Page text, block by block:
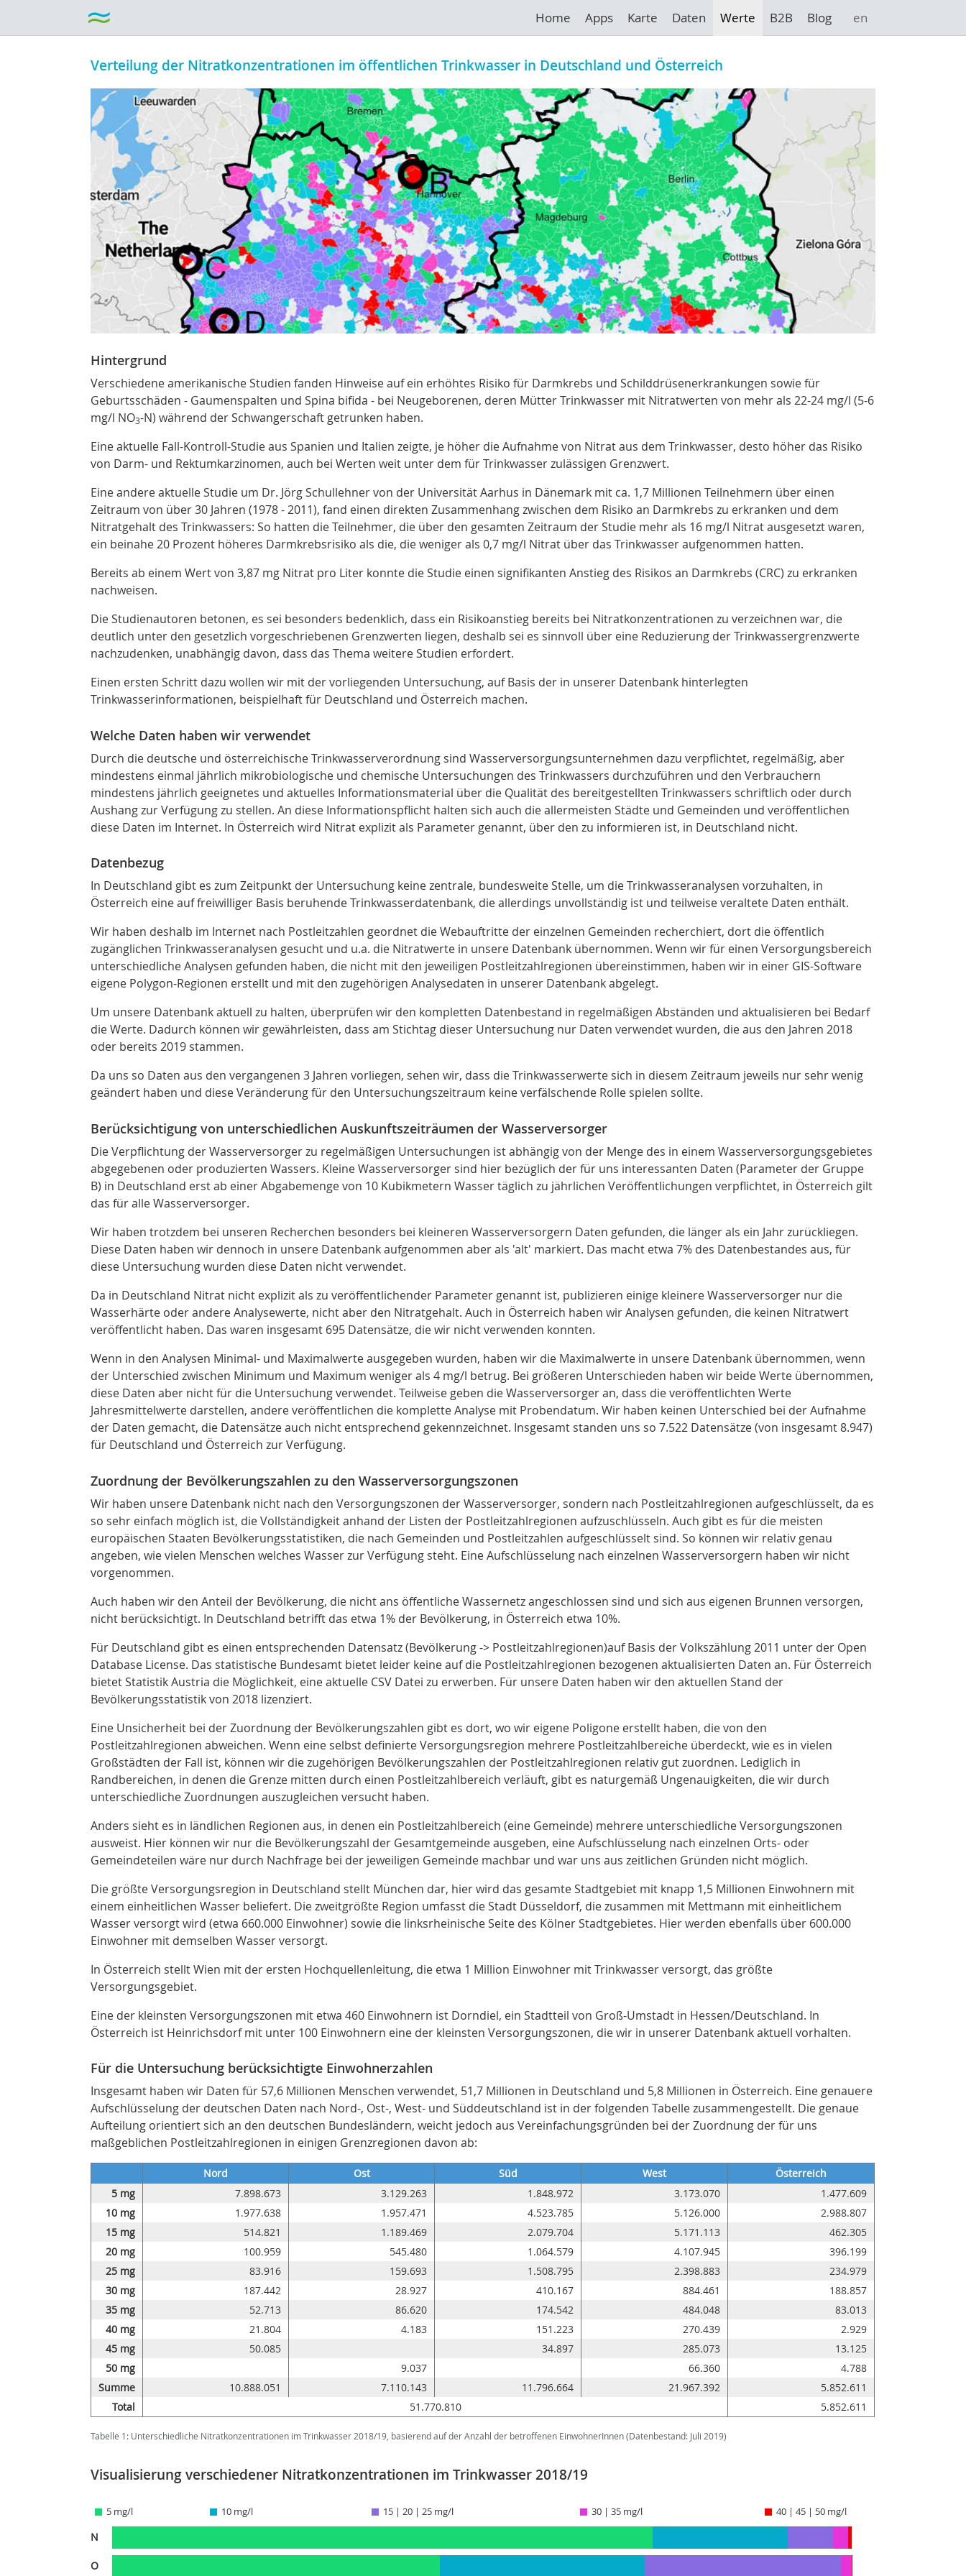
Home Apps Karte Daten Werte B2B Blog en
Verteilung der Nitratkonzentrationen im öffentlichen Trinkwasser in Deutschland und Österreich
Hintergrund
Verschiedene amerikanische Studien fanden Hinweise auf ein erhöhtes Risiko für Darmkrebs und Schilddrüsenerkrankungen sowie für
Geburtsschäden - Gaumenspalten und Spina bifida - bei Neugeborenen, deren Mütter Trinkwasser mit Nitratwerten von mehr als 22-24 mg/l (5-6
mg/l NO3-N) während der Schwangerschaft getrunken haben.
Eine aktuelle Fall-Kontroll-Studie aus Spanien und Italien zeigte, je höher die Aufnahme von Nitrat aus dem Trinkwasser, desto höher das Risiko
von Darm- und Rektumkarzinomen, auch bei Werten weit unter dem für Trinkwasser zulässigen Grenzwert.
Eine andere aktuelle Studie um Dr. Jörg Schullehner von der Universität Aarhus in Dänemark mit ca. 1,7 Millionen Teilnehmern über einen
Zeitraum von über 30 Jahren (1978 - 2011), fand einen direkten Zusammenhang zwischen dem Risiko an Darmkrebs zu erkranken und dem
Nitratgehalt des Trinkwassers: So hatten die Teilnehmer, die über den gesamten Zeitraum der Studie mehr als 16 mg/l Nitrat ausgesetzt waren,
ein beinahe 20 Prozent höheres Darmkrebsrisiko als die, die weniger als 0,7 mg/l Nitrat über das Trinkwasser aufgenommen hatten.
Bereits ab einem Wert von 3,87 mg Nitrat pro Liter konnte die Studie einen signifikanten Anstieg des Risikos an Darmkrebs (CRC) zu erkranken
nachweisen.
Die Studienautoren betonen, es sei besonders bedenklich, dass ein Risikoanstieg bereits bei Nitratkonzentrationen zu verzeichnen war, die
deutlich unter den gesetzlich vorgeschriebenen Grenzwerten liegen, deshalb sei es sinnvoll über eine Reduzierung der Trinkwassergrenzwerte
nachzudenken, unabhängig davon, dass das Thema weitere Studien erfordert.
Einen ersten Schritt dazu wollen wir mit der vorliegenden Untersuchung, auf Basis der in unserer Datenbank hinterlegten
Trinkwasserinformationen, beispielhaft für Deutschland und Österreich machen.
Welche Daten haben wir verwendet
Durch die deutsche und österreichischeTrinkwasserverordnung sind Wasserversorgungsunternehmen dazu verpflichtet, regelmäßig, aber
mindestens einmal jährlich mikrobiologische und chemische Untersuchungen des Trinkwassers durchzuführen und den Verbrauchern
mindestens jährlich geeignetes und aktuelles Informationsmaterial über die Qualität des bereitgestellten Trinkwassers schriftlich oder durch
Aushang zur Verfügung zu stellen. An diese Informationspflicht halten sich auch die allermeisten Städte und Gemeinden und veröffentlichen
diese Daten im Internet. In Österreich wird Nitrat explizit als Parameter genannt, über den zu informieren ist, in Deutschland nicht.
Datenbezug
In Deutschland gibt es zum Zeitpunkt der Untersuchung keine zentrale, bundesweite Stelle, um die Trinkwasseranalysen vorzuhalten, in
Österreich eine auf freiwilliger Basis beruhende Trinkwasserdatenbank, die allerdings unvollständig ist und teilweise veraltete Daten enthält.
Wir haben deshalb im Internet nach Postleitzahlen geordnet die Webauftritte der einzelnen Gemeinden recherchiert, dort die öffentlich
zugänglichen Trinkwasseranalysen gesucht und u.a. die Nitratwerte in unsere Datenbank übernommen. Wenn wir für einen Versorgungsbereich
unterschiedliche Analysen gefunden haben, die nicht mit den jeweiligen Postleitzahlregionen übereinstimmen, haben wir in einer GIS-Software
eigene Polygon-Regionen erstellt und mit den zugehörigen Analysedaten in unserer Datenbank abgelegt.
Um unsere Datenbank aktuell zu halten, überprüfen wir den kompletten Datenbestand in regelmäßigen Abständen und aktualisieren bei Bedarf
die Werte. Dadurch können wir gewährleisten, dass am Stichtag dieser Untersuchung nur Daten verwendet wurden, die aus den Jahren 2018
oder bereits 2019 stammen.
Da uns so Daten aus den vergangenen 3 Jahren vorliegen, sehen wir, dass die Trinkwasserwerte sich in diesem Zeitraum jeweils nur sehr wenig
geändert haben und diese Veränderung für den Untersuchungszeitraum keine verfälschende Rolle spielen sollte.
Berücksichtigung von unterschiedlichen Auskunftszeiträumen der Wasserversorger
Die Verpflichtung der Wasserversorger zu regelmäßigen Untersuchungen ist abhängig von der Menge des in einem Wasserversorgungsgebietes
abgegebenen oder produzierten Wassers. Kleine Wasserversorger sind hier bezüglich der für uns interessanten Daten (Parameter der Gruppe
B) in Deutschland erst ab einer Abgabemenge von 10 Kubikmetern Wasser täglich zu jährlichen Veröffentlichungen verpflichtet, in Österreich gilt
das für alle Wasserversorger.
Wir haben trotzdem bei unseren Recherchen besonders bei kleineren Wasserversorgern Daten gefunden, die länger als ein Jahr zurückliegen.
Diese Daten haben wir dennoch in unsere Datenbank aufgenommen aber als 'alt' markiert. Das macht etwa 7% des Datenbestandes aus, für
diese Untersuchung wurden diese Daten nicht verwendet.
Da in Deutschland Nitrat nicht explizit als zu veröffentlichender Parameter genannt ist, publizieren einige kleinere Wasserversorger nur die
Wasserhärte oder andere Analysewerte, nicht aber den Nitratgehalt. Auch in Österreich haben wir Analysen gefunden, die keinen Nitratwert
veröffentlicht haben. Das waren insgesamt 695 Datensätze, die wir nicht verwenden konnten.
Wenn in den Analysen Minimal- und Maximalwerte ausgegeben wurden, haben wir die Maximalwerte in unsere Datenbank übernommen, wenn
der Unterschied zwischen Minimum und Maximum weniger als 4 mg/l betrug. Bei größeren Unterschieden haben wir beide Werte übernommen,
diese Daten aber nicht für die Untersuchung verwendet. Teilweise geben die Wasserversorger an, dass die veröffentlichten Werte
Jahresmittelwerte darstellen, andere veröffentlichen die komplette Analyse mit Probendatum. Wir haben keinen Unterschied bei der Aufnahme
der Daten gemacht, die Datensätze auch nicht entsprechend gekennzeichnet. Insgesamt standen uns so 7.522 Datensätze (von insgesamt 8.947)
für Deutschland und Österreich zur Verfügung.
Zuordnung der Bevölkerungszahlen zu den Wasserversorgungszonen
Wir haben unsere Datenbank nicht nach den Versorgungszonen der Wasserversorger, sondern nach Postleitzahlregionen aufgeschlüsselt, da es
so sehr einfach möglich ist, die Vollständigkeit anhand der Listen der Postleitzahlregionen aufzuschlüsseln. Auch gibt es für die meisten
europäischen Staaten Bevölkerungsstatistiken, die nach Gemeinden und Postleitzahlen aufgeschlüsselt sind. So können wir relativ genau
angeben, wie vielen Menschen welches Wasser zur Verfügung steht. Eine Aufschlüsselung nach einzelnen Wasserversorgern haben wir nicht
vorgenommen.
Auch haben wir den Anteil der Bevölkerung, die nicht ans öffentliche Wassernetz angeschlossen sind und sich aus eigenen Brunnen versorgen,
nicht berücksichtigt. In Deutschland betrifft das etwa 1% der Bevölkerung, in Österreich etwa 10%.
Für Deutschland gibt es einen entsprechenden Datensatz (Bevölkerung -> Postleitzahlregionen)auf Basis der Volkszählung 2011 unter der Open
Database License. Das statistische Bundesamt bietet leider keine auf die Postleitzahlregionen bezogenen aktualisierten Daten an. Für Österreich
bietet Statistik Austria die Möglichkeit, eine aktuelle CSV Datei zu erwerben. Für unsere Daten haben wir den aktuellen Stand der
Bevölkerungsstatistik von 2018 lizenziert.
Eine Unsicherheit bei der Zuordnung der Bevölkerungszahlen gibt es dort, wo wir eigene Poligone erstellt haben, die von den
Postleitzahlregionen abweichen. Wenn eine selbst definierte Versorgungsregion mehrere Postleitzahlbereiche überdeckt, wie es in vielen
Großstädten der Fall ist, können wir die zugehörigen Bevölkerungszahlen der Postleitzahlregionen relativ gut zuordnen. Lediglich in
Randbereichen, in denen die Grenze mitten durch einen Postleitzahlbereich verläuft, gibt es naturgemäß Ungenauigkeiten, die wir durch
unterschiedliche Zuordnungen auszugleichen versucht haben.
Anders sieht es in ländlichen Regionen aus, in denen ein Postleitzahlbereich (eine Gemeinde) mehrere unterschiedliche Versorgungszonen
ausweist. Hier können wir nur die Bevölkerungszahl der Gesamtgemeinde ausgeben, eine Aufschlüsselung nach einzelnen Orts- oder
Gemeindeteilen wäre nur durch Nachfrage bei der jeweiligen Gemeinde machbar und war uns aus zeitlichen Gründen nicht möglich.
Die größte Versorgungsregion in Deutschland stellt München dar, hier wird das gesamte Stadtgebiet mit knapp 1,5 Millionen Einwohnern mit
einem einheitlichen Wasser beliefert. Die zweitgrößte Region umfasst die Stadt Düsseldorf, die zusammen mit Mettmann mit einheitlichem
Wasser versorgt wird (etwa 660.000 Einwohner) sowie die linksrheinische Seite des Kölner Stadtgebietes. Hier werden ebenfalls über 600.000
Einwohner mit demselben Wasser versorgt.
In Österreich stellt Wien mit der ersten Hochquellenleitung, die etwa 1 Million Einwohner mit Trinkwasser versorgt, das größte
Versorgungsgebiet.
Eine der kleinsten Versorgungszonen mit etwa 460 Einwohnern ist Dorndiel, ein Stadtteil von Groß-Umstadt in Hessen/Deutschland. In
Österreich ist Heinrichsdorf mit unter 100 Einwohnern eine der kleinsten Versorgungszonen, die wir in unserer Datenbank aktuell vorhalten.
Für die Untersuchung berücksichtigte Einwohnerzahlen
Insgesamt haben wir Daten für 57,6 Millionen Menschen verwendet, 51,7 Millionen in Deutschland und 5,8 Millionen in Österreich. Eine genauere
Aufschlüsselung der deutschen Daten nach Nord-, Ost-, West- und Süddeutschland ist in der folgenden Tabelle zusammengestellt. Die genaue
Aufteilung orientiert sich an den deutschen Bundesländern, weicht jedoch aus Vereinfachungsgründen bei der Zuordnung der für uns
maßgeblichen Postleitzahlregionen in einigen Grenzregionen davon ab:
Tabelle 1: Unterschiedliche Nitratkonzentrationen im Trinkwasser 2018/19, basierend auf der Anzahl der betroffenen EinwohnerInnen (Datenbestand: Juli 2019)
Nord Ost Süd West
Österreich
5 mg
7.898.673 3.129.263 1.848.972 3.173.070
1.477.609
10 mg
1.977.638 1.957.471 4.523.785 5.126.000
2.988.807
15 mg
514.821 1.189.469 2.079.704 5.171.113
462.305
20 mg
100.959 545.480 1.064.579 4.107.945
396.199
25 mg
83.916 159.693 1.508.795 2.398.883
234.979
30 mg
187.442 28.927 410.167 884.461
188.857
35 mg
52.713 86.620 174.542 484.048
83.013
40 mg
21.804 4.183 151.223 270.439
2.929
45 mg
50.085 34.897 285.073
13.125
50 mg
9.037 66.360
4.788
Summe
10.888.051 7.110.143 11.796.664 21.967.392
5.852.611
Total
51.770.810 5.852.611
Visualisierung verschiedener Nitratkonzentrationen im Trinkwasser 2018/19
5 mg/l 10 mg/l 15 | 20 | 25 mg/l 30 | 35 mg/l 40 | 45 | 50 mg/l
N
O